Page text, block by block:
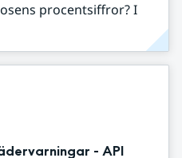
procentsiffror? I
- API